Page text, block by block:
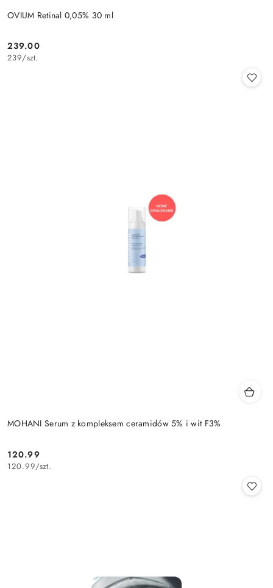
OVIUM Retinal 0,05% 30 ml
Cena:
239.00
239/szt.
MOHANI Serum z kompleksem ceramidów 5% i wit F3%
Cena:
120.99
120.99/szt.